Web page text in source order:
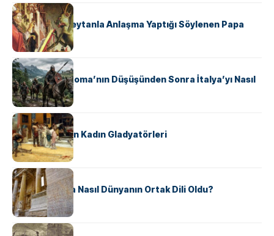
KÜLTÜR
II. Silvester: Şeytanla Anlaşma Yaptığı Söylenen Papa
KÜLTÜR
Ostrogotlar Roma’nın Düşüşünden Sonra İtalya’yı Nasıl
Ele Geçirdi?
KÜLTÜR
Antik Roma’nın Kadın Gladyatörleri
KÜLTÜR
Antik Yunanca Nasıl Dünyanın Ortak Dili Oldu?
KÜLTÜR